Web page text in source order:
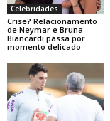
Celebridades
Crise? Relacionamento
de Neymar e Bruna
Biancardi passa por
momento delicado